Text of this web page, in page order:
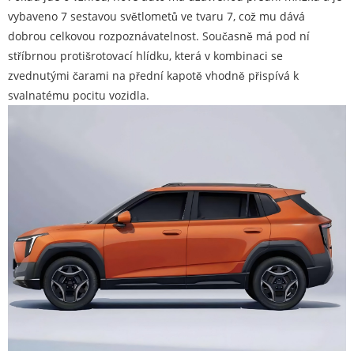
vybaveno 7 sestavou světlometů ve tvaru 7, což mu dává
dobrou celkovou rozpoznávatelnost. Současně má pod ní
stříbrnou protišrotovací hlídku, která v kombinaci se
zvednutými čarami na přední kapotě vhodně přispívá k
svalnatému pocitu vozidla.